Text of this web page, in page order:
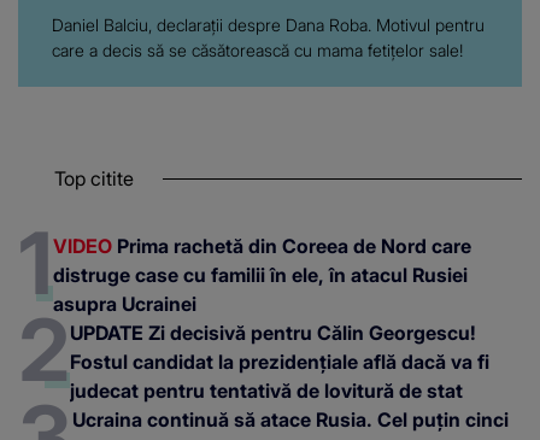
Daniel Balciu, declarații despre Dana Roba. Motivul pentru
care a decis să se căsătorească cu mama fetițelor sale!
Top citite
VIDEO Prima rachetă din Coreea de Nord care
distruge case cu familii în ele, în atacul Rusiei
asupra Ucrainei
UPDATE Zi decisivă pentru Călin Georgescu!
Fostul candidat la prezidențiale află dacă va fi
judecat pentru tentativă de lovitură de stat
Ucraina continuă să atace Rusia. Cel puțin cinci